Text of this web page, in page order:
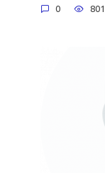
0 801